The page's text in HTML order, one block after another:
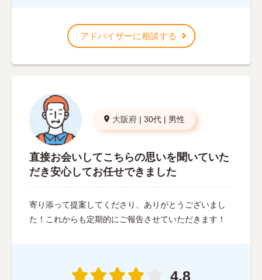
アドバイザーに相談する
大阪府 | 30代 | 男性
直接お会いしてこちらの思いを聞いていた
だき安心してお任せできました
寄り添って提案してくださり、ありがとうございまし
た！これからも定期的にご報告させていただきます！
4.8